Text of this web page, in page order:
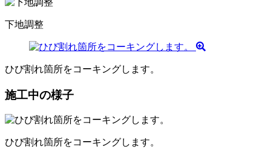
下地調整
ひび割れ箇所をコーキングします。
施工中の様子
ひび割れ箇所をコーキングします。